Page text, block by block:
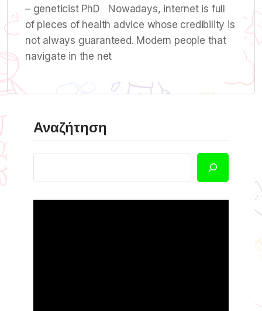
– geneticist PhD Nowadays, internet is full
of pieces of health advice whose credibility is
not always guaranteed. Modern people that
navigate in the net
Αναζήτηση